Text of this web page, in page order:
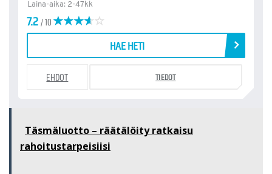
Laina-aika: 2-47kk
7.2/ 10
HAE HETI
EHDOT TIEDOT
Täsmäluotto – räätälöity ratkaisu
rahoitustarpeisiisi